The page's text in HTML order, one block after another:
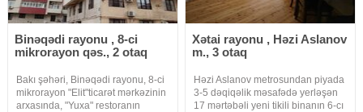
Binəqədi rayonu , 8-ci
mikrorayon qəs., 2 otaq
Bakı şəhəri, Binəqədi rayonu, 8-ci
mikrorayon "Elit"ticarət mərkəzinin
arxasında, "Yuxa" restoranın
Xətai rayonu , Həzi Aslanov
m., 3 otaq
Həzi Aslanov metrosundan piyada
3-5 dəqiqəlik məsafədə yerləşən
17 mərtəbəli yeni tikili binanın 6-cı